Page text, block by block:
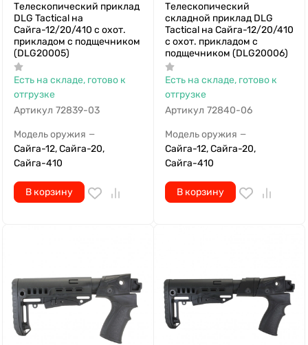
Телескопический приклад
DLG Tactical на
Сайга-12/20/410 с охот.
прикладом с подщечником
(DLG20005)
Есть на складе, готово к
отгрузке
Артикул 72839-03
Модель оружия —
Сайга-12, Сайга-20,
Сайга-410
В корзину
Телескопический
складной приклад DLG
Tactical на Сайга-12/20/410
с охот. прикладом с
подщечником (DLG20006)
Есть на складе, готово к
отгрузке
Артикул 72840-06
Модель оружия —
Сайга-12, Сайга-20,
Сайга-410
В корзину